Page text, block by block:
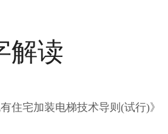
解读
有住宅加装电梯技术导则(试行)》